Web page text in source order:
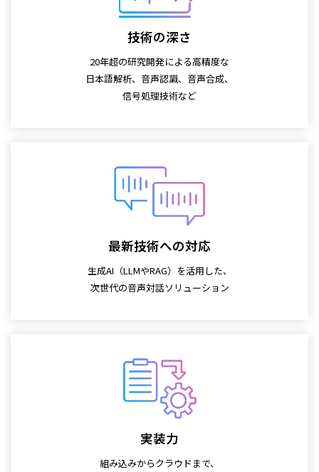
技術の深さ
20年超の研究開発による高精度な
日本語解析、音声認識、音声合成、
信号処理技術など
最新技術への対応
生成AI（LLMやRAG）を活用した、
次世代の音声対話ソリューション
実装力
組み込みからクラウドまで、